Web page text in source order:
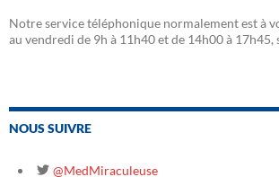
Notre service téléphonique normalement est à
au vendredi de 9h à 11h40 et de 14h00 à 17h45,
NOUS SUIVRE
@MedMiraculeuse